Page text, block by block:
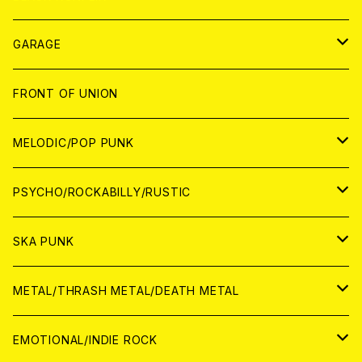
ANALOG
GARAGE
JAPAN
アナログ
CD
WORLD
アナログ
CD
FRONT OF UNION
MELODIC/POP PUNK
JAPAN
CD
ANALOG
WORLD
CD
ANALOG
PSYCHO/ROCKABILLY/RUSTIC
JAPAN
CD
ANALOG
WORLD
CD
SKA PUNK
JAPAN
CD
WORLD
METAL/THRASH METAL/DEATH METAL
JAPAN
EMOTIONAL/INDIE ROCK